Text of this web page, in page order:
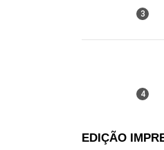
EDIÇÃO